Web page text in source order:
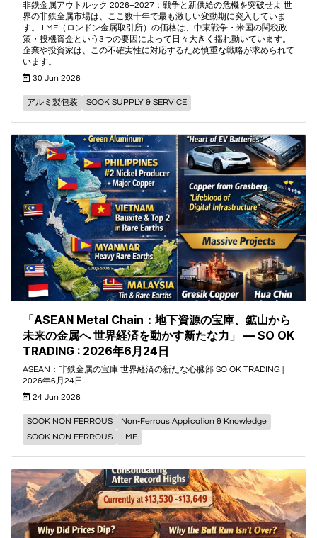
非鉄金属アウトルック 2026–2027：戦争と新供給の危機を突破せよ 世
界の非鉄金属市場は、ここ数十年で最も激しい変動期に突入していま
す。 LME（ロンドン金属取引所）の価格は、中東戦争・米国の関税政
策・投機資金という3つの要因によって日々大きく揺れ動いています。
企業や投資家は、この不確実性に対応するため慎重な戦略が求められて
います。
30 Jun 2026
アルミ製包装 SOOK SUPPLY & SERVICE
「ASEAN Metal Chain：地下資源の宝庫、鉱山から
未来の金属へ 世界経済を動かす新たな力」 — SO OK
TRADING : 2026年6月24日
ASEAN：非鉄金属の宝庫 世界経済の新たな心臓部 SO OK TRADING |
2026年6月24日
24 Jun 2026
SOOK NON FERROUS
Non-Ferrous Application & Knowledge
SOOK NON FERROUS
LME